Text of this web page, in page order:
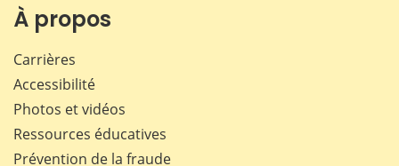
À propos
Carrières
Accessibilité
Photos et vidéos
Ressources éducatives
Prévention de la fraude